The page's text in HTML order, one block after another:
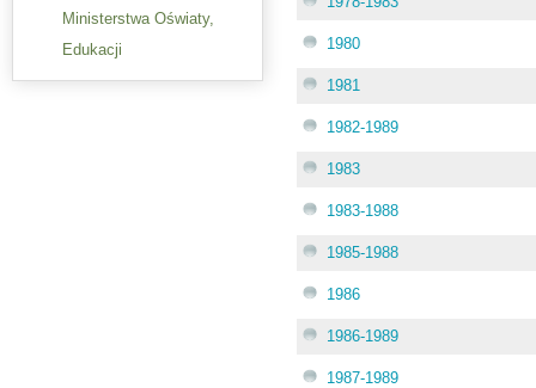
Ministerstwa Oświaty,
Edukacji
1980
1981
1982-1989
1983
1983-1988
1985-1988
1986
1986-1989
1987-1989